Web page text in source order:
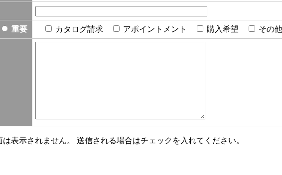
重要 カタログ請求 アポイントメント 購入希望 その他
は表示されません。 送信される場合はチェックを入れてください。